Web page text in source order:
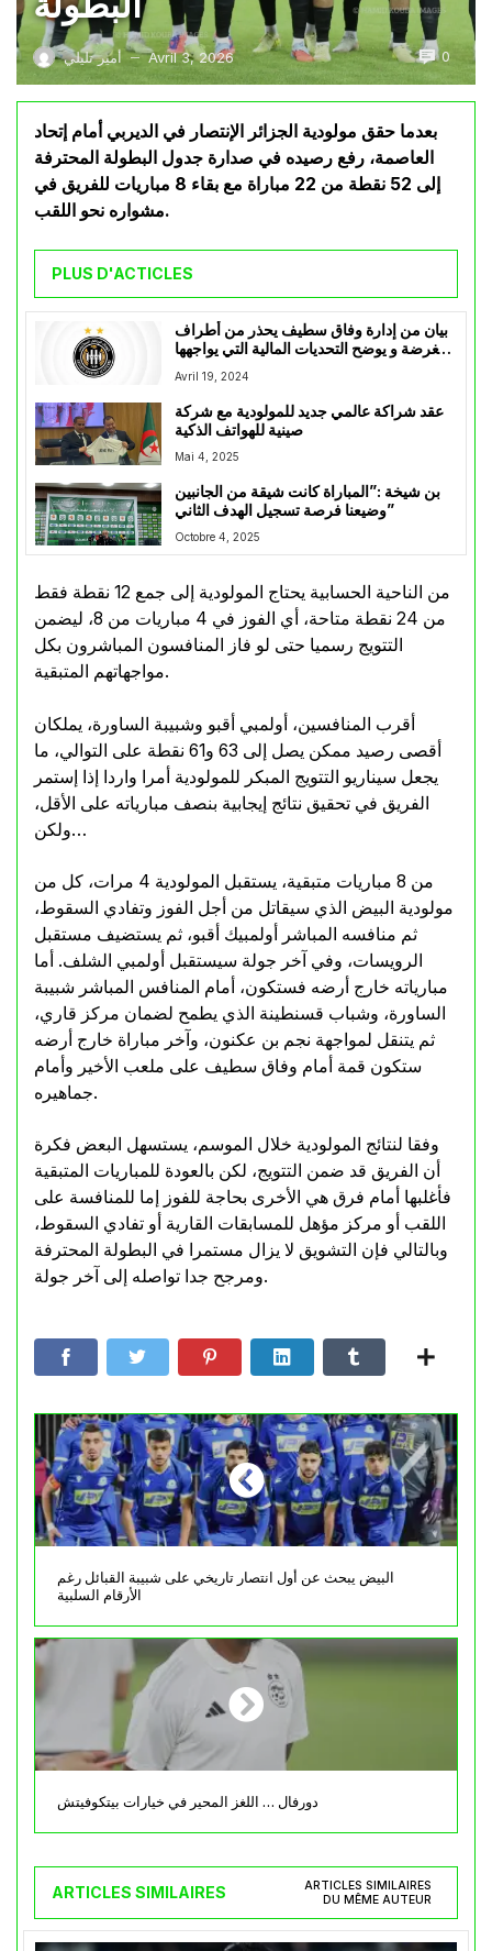
أمير تليلي — Avril 3, 2026 0
بعدما حقق مولودية الجزائر الإنتصار في الديربي أمام إتحاد
العاصمة، رفع رصيده في صدارة جدول البطولة المحترفة
إلى 52 نقطة من 22 مباراة مع بقاء 8 مباريات للفريق في
مشواره نحو اللقب.
PLUS D'ACTICLES
بيان من إدارة وفاق سطيف يحذر من أطراف
مغرضة و يوضح التحديات المالية التي يواجهها
الفريق
Avril 19, 2024
عقد شراكة عالمي جديد للمولودية مع شركة
صينية للهواتف الذكية
Mai 4, 2025
بن شيخة :”المباراة كانت شيقة من الجانبين
وضيعنا فرصة تسجيل الهدف الثاني”
Octobre 4, 2025
من الناحية الحسابية يحتاج المولودية إلى جمع 12 نقطة فقط
من 24 نقطة متاحة، أي الفوز في 4 مباريات من 8، ليضمن
التتويج رسميا حتى لو فاز المنافسون المباشرون بكل
مواجهاتهم المتبقية.
أقرب المنافسين، أولمبي أقبو وشبيبة الساورة، يملكان
أقصى رصيد ممكن يصل إلى 63 و61 نقطة على التوالي، ما
يجعل سيناريو التتويج المبكر للمولودية أمرا واردا إذا إستمر
الفريق في تحقيق نتائج إيجابية بنصف مبارياته على الأقل،
ولكن…
من 8 مباريات متبقية، يستقبل المولودية 4 مرات، كل من
مولودية البيض الذي سيقاتل من أجل الفوز وتفادي السقوط،
ثم منافسه المباشر أولمبيك أقبو، ثم يستضيف مستقبل
الرويسات، وفي آخر جولة سيستقبل أولمبي الشلف. أما
مبارياته خارج أرضه فستكون، أمام المنافس المباشر شبيبة
الساورة، وشباب قسنطينة الذي يطمح لضمان مركز قاري،
ثم يتنقل لمواجهة نجم بن عكنون، وآخر مباراة خارج أرضه
ستكون قمة أمام وفاق سطيف على ملعب الأخير وأمام
جماهيره.
وفقا لنتائج المولودية خلال الموسم، يستسهل البعض فكرة
أن الفريق قد ضمن التتويج، لكن بالعودة للمباريات المتبقية
فأغلبها أمام فرق هي الأخرى بحاجة للفوز إما للمنافسة على
اللقب أو مركز مؤهل للمسابقات القارية أو تفادي السقوط،
وبالتالي فإن التشويق لا يزال مستمرا في البطولة المحترفة
ومرجح جدا تواصله إلى آخر جولة.
البيض يبحث عن أول انتصار تاريخي على شبيبة القبائل رغم
الأرقام السلبية
دورفال … اللغز المحير في خيارات بيتكوفيتش
ARTICLES SIMILAIRES
ARTICLES SIMILAIRES
DU MÊME AUTEUR